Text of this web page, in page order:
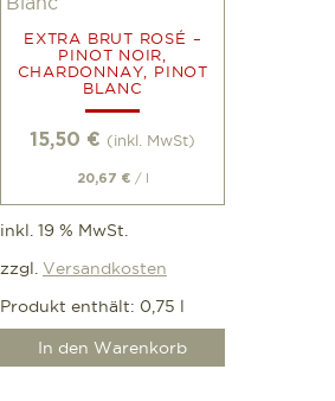
EXTRA BRUT ROSÉ –
PINOT NOIR,
CHARDONNAY, PINOT
BLANC
15,50 € (inkl. MwSt)
20,67 € /
inkl. 19 % MwSt.
zzgl. Versandkosten
Produkt enthält: 0,75 l
In den Warenkorb